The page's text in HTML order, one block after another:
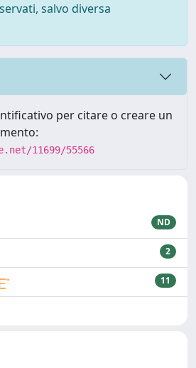
salvo diversa
per citare o creare un
11699/55566
ND
2
11